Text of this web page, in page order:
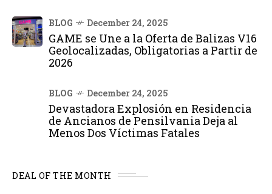
BLOG December 24, 2025
GAME se Une a la Oferta de Balizas V16
Geolocalizadas, Obligatorias a Partir de
2026
BLOG December 24, 2025
Devastadora Explosión en Residencia
de Ancianos de Pensilvania Deja al
Menos Dos Víctimas Fatales
DEAL OF THE MONTH